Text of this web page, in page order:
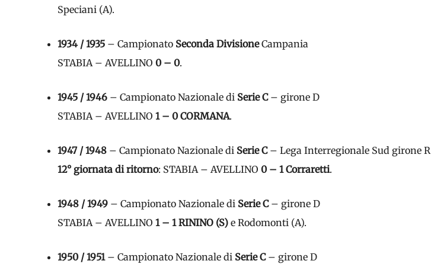
Speciani (A).
1934 / 1935 – Campionato Seconda DivisioneCampania
STABIA – AVELLINO 0 – 0.
1945 / 1946 – Campionato Nazionale di Serie C– girone D
STABIA – AVELLINO 1 – 0 CORMANA.
1947 / 1948 – Campionato Nazionale di Serie C– Lega Interregionale Sud girone R
12° giornata di ritorno: STABIA – AVELLINO 0 – 1 Corraretti.
1948 / 1949 – Campionato Nazionale di Serie C– girone D
STABIA – AVELLINO 1 – 1 RININO (S) e Rodomonti (A).
1950 / 1951– Campionato Nazionale di Serie C– girone D